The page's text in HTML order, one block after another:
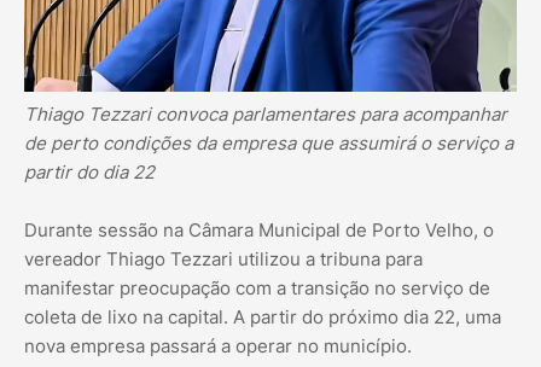
Thiago Tezzari convoca parlamentares para acompanhar
de perto condições da empresa que assumirá o serviço a
partir do dia 22
Durante sessão na Câmara Municipal de Porto Velho, o
vereador Thiago Tezzari utilizou a tribuna para
manifestar preocupação com a transição no serviço de
coleta de lixo na capital. A partir do próximo dia 22, uma
nova empresa passará a operar no município.